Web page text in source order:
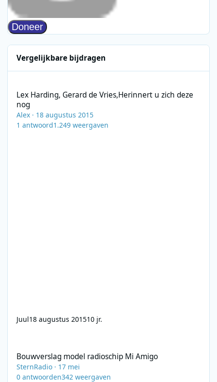
Vergelijkbare bijdragen
Lex Harding, Gerard de Vries,Herinnert u zich deze
nog
Alex · 18 augustus 2015
1 antwoord1.249 weergaven
Juul18 augustus 201510 jr.
Bouwverslag model radioschip Mi Amigo
SternRadio · 17 mei
0 antwoorden342 weergaven